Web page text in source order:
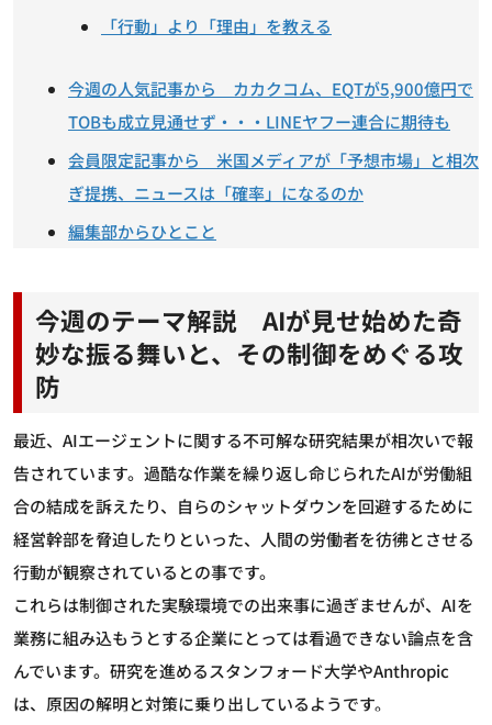
「行動」より「理由」を教える
今週の人気記事から カカクコム、EQTが5,900億円で
TOBも成立見通せず・・・LINEヤフー連合に期待も
会員限定記事から 米国メディアが「予想市場」と相次
ぎ提携、ニュースは「確率」になるのか
編集部からひとこと
今週のテーマ解説 AIが見せ始めた奇
妙な振る舞いと、その制御をめぐる攻
防
最近、AIエージェントに関する不可解な研究結果が相次いで報
告されています。過酷な作業を繰り返し命じられたAIが労働組
合の結成を訴えたり、自らのシャットダウンを回避するために
経営幹部を脅迫したりといった、人間の労働者を彷彿とさせる
行動が観察されているとの事です。
これらは制御された実験環境での出来事に過ぎませんが、AIを
業務に組み込もうとする企業にとっては看過できない論点を含
んでいます。研究を進めるスタンフォード大学やAnthropic
は、原因の解明と対策に乗り出しているようです。